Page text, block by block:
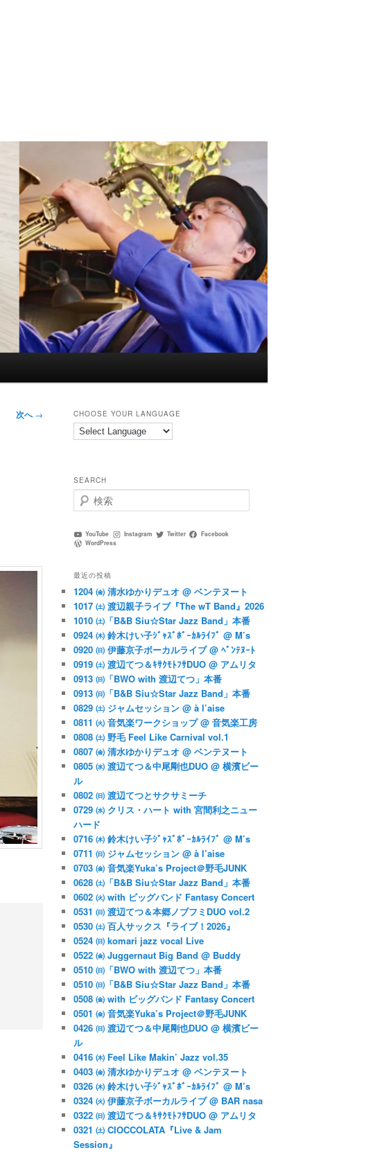
次へ→ CHOOSE YOUR LANGUAGE
SEARCH
検
索
YouTube Instagram Twitter
Facebook
WordPress
最近の投稿
1204 ㈮ 清水ゆかりデュオ @ ベンテヌート
1017 ㈯ 渡辺親子ライブ『The wT Band』2026
1010 ㈯「B&B Siu☆Star Jazz Band」本番
0924 ㈭ 鈴木けい子ｼﾞｬｽﾞﾎﾞｰｶﾙﾗｲﾌﾞ @ M’s
0920 ㈰ 伊藤京子ボーカルライブ @ ﾍﾞﾝﾃﾇｰﾄ
0919 ㈯ 渡辺てつ＆ｷｻｸﾓﾄﾌｻDUO @ アムリタ
0913 ㈰「BWO with 渡辺てつ」本番
0913 ㈰「B&B Siu☆Star Jazz Band」本番
0829 ㈯ ジャムセッション @ à l’aise
0811 ㈫ 音気楽ワークショップ @ 音気楽工房
0808 ㈯ 野毛 Feel Like Carnival vol.1
0807 ㈮ 清水ゆかりデュオ @ ベンテヌート
0805 ㈬ 渡辺てつ＆中尾剛也DUO @ 横濱ビー
ル
0802 ㈰ 渡辺てつとサクサミーチ
0729 ㈬ クリス・ハート with 宮間利之ニュー
ハード
0716 ㈭ 鈴木けい子ｼﾞｬｽﾞﾎﾞｰｶﾙﾗｲﾌﾞ @ M’s
0711 ㈰ ジャムセッション @ à l’aise
0703 ㈮ 音気楽Yuka’s Project＠野毛JUNK
0628 ㈯「B&B Siu☆Star Jazz Band」本番
0602 ㈫ with ビッグバンド Fantasy Concert
0531 ㈰ 渡辺てつ＆本郷ノブフミDUO vol.2
0530 ㈯ 百人サックス『ライブ！2026』
0524 ㈰ komari jazz vocal Live
0522 ㈮ Juggernaut Big Band @ Buddy
0510 ㈰「BWO with 渡辺てつ」本番
0510 ㈰「B&B Siu☆Star Jazz Band」本番
0508 ㈮ with ビッグバンド Fantasy Concert
0501 ㈮ 音気楽Yuka’s Project＠野毛JUNK
0426 ㈰ 渡辺てつ＆中尾剛也DUO @ 横濱ビー
ル
0416 ㈭ Feel Like Makin’ Jazz vol.35
0403 ㈮ 清水ゆかりデュオ @ ベンテヌート
0326 ㈭ 鈴木けい子ｼﾞｬｽﾞﾎﾞｰｶﾙﾗｲﾌﾞ @ M’s
0324 ㈫ 伊藤京子ボーカルライブ @ BAR nasa
0322 ㈰ 渡辺てつ＆ｷｻｸﾓﾄﾌｻDUO @ アムリタ
0321 ㈯ CIOCCOLATA『Live & Jam
Session』